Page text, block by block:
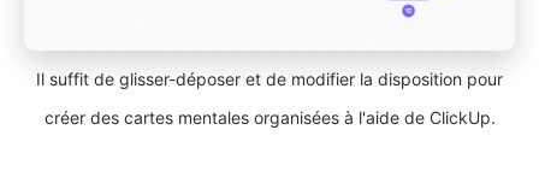
Il suffit de glisser-déposer et de modifier la disposition pour
créer des cartes mentales organisées à l'aide de ClickUp.